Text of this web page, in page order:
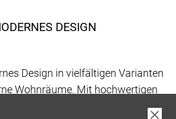
DESIGN
Design in vielfältigen Varianten
Wohnräume. Mit hochwertigen
wir Lösungen, die Eleganz und